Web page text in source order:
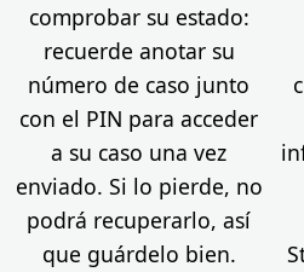
comprobar su estado:
recuerde anotar su
número de caso junto
con el PIN para acceder
a su caso una vez
enviado. Si lo pierde, no
podrá recuperarlo, así
que guárdelo bien.